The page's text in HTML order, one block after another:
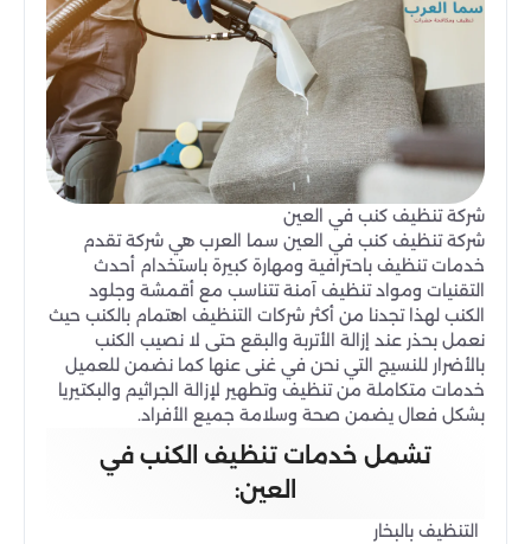
شركة تنظيف كنب في العين
شركة تنظيف كنب في العين سما العرب هي شركة تقدم
خدمات تنظيف باحترافية ومهارة كبيرة باستخدام أحدث
التقنيات ومواد تنظيف آمنة تتناسب مع أقمشة وجلود
الكنب لهذا تجدنا من أكثر شركات التنظيف اهتمام بالكنب حيث
نعمل بحذر عند إزالة الأتربة والبقع حتى لا نصيب الكنب
بالأضرار للنسيج التي نحن في غنى عنها كما نضمن للعميل
خدمات متكاملة من تنظيف وتطهير لإزالة الجراثيم والبكتيريا
بشكل فعال يضمن صحة وسلامة جميع الأفراد.
تشمل خدمات تنظيف الكنب في
العين:
التنظيف بالبخار